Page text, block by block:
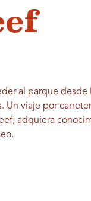
al parque desde
Un viaje por
adquiera